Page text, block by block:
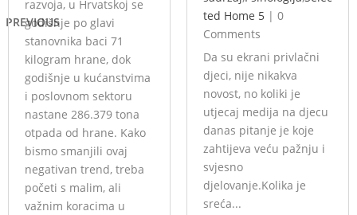
PREVIOUS
razvoja, u Hrvatskoj se
godišnje po glavi
stanovnika baci 71
kilogram hrane, dok
godišnje u kućanstvima
i poslovnom sektoru
nastane 286.379 tona
otpada od hrane. Kako
bismo smanjili ovaj
negativan trend, treba
početi s malim, ali
važnim koracima u
ted Home 5 | 0
Comments
Da su ekrani privlačni
djeci, nije nikakva
novost, no koliki je
utjecaj medija na djecu
danas pitanje je koje
zahtijeva veću pažnju i
svjesno
djelovanje.Kolika je
sreća...